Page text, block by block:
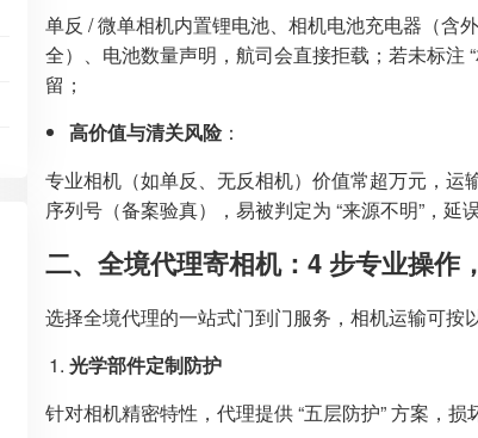
单反 / 微单相机内置锂电池、相机电池充电器（含
全）、电池数量声明，航司会直接拒载；若未标注
留；
高价值与清关风险：
专业相机（如单反、无反相机）价值常超万元，
序列号（备案验真），易被判定为 “来源不明”，延
二、全境代理寄相机：4 步专业操作
选择全境代理的一站式门到门服务，相机运输可按
光学部件定制防护
针对相机精密特性，代理提供 “五层防护” 方案，损